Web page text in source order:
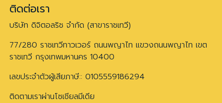
ติดต่อเรา
บริษัท ดิจิตอลริช จำกัด (สาขาราชเทวี)
77/280 ราชเทวีทาวเวอร์ ถนนพญาไท แขวงถนนพญาไท เขต
ราชเทวี กรุงเทพมหานคร 10400
เลขประจำตัวผู้เสียภาษี:: 0105559186294
ติดตามเราผ่านโซเชียลมีเดีย